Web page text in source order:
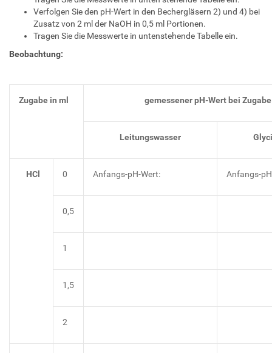
Verfolgen Sie den pH-Wert in den Bechergläsern 2) und 4) bei
Zusatz von 2 ml der NaOH in 0,5 ml Portionen.
Tragen Sie die Messwerte in untenstehende Tabelle ein.
Beobachtung:
Zugabe in ml gemessener pH-Wert bei
Leitungswasser
HCl 0 Anfangs-pH-Wert: Anfangs-
0,5
1
1,5
2